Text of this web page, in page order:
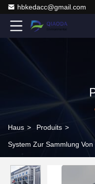
hbkedacc@gmail.com
Haus > Produits >
System Zur Sammlung